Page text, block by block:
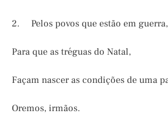
2. Pelos povos que estão em guerra,
Para que as tréguas do Natal,
Façam nascer as condições de uma
Oremos, irmãos.